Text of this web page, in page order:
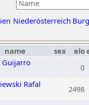
Niederösterreich
name sex elo
Guijarro
0
Rafal
2498